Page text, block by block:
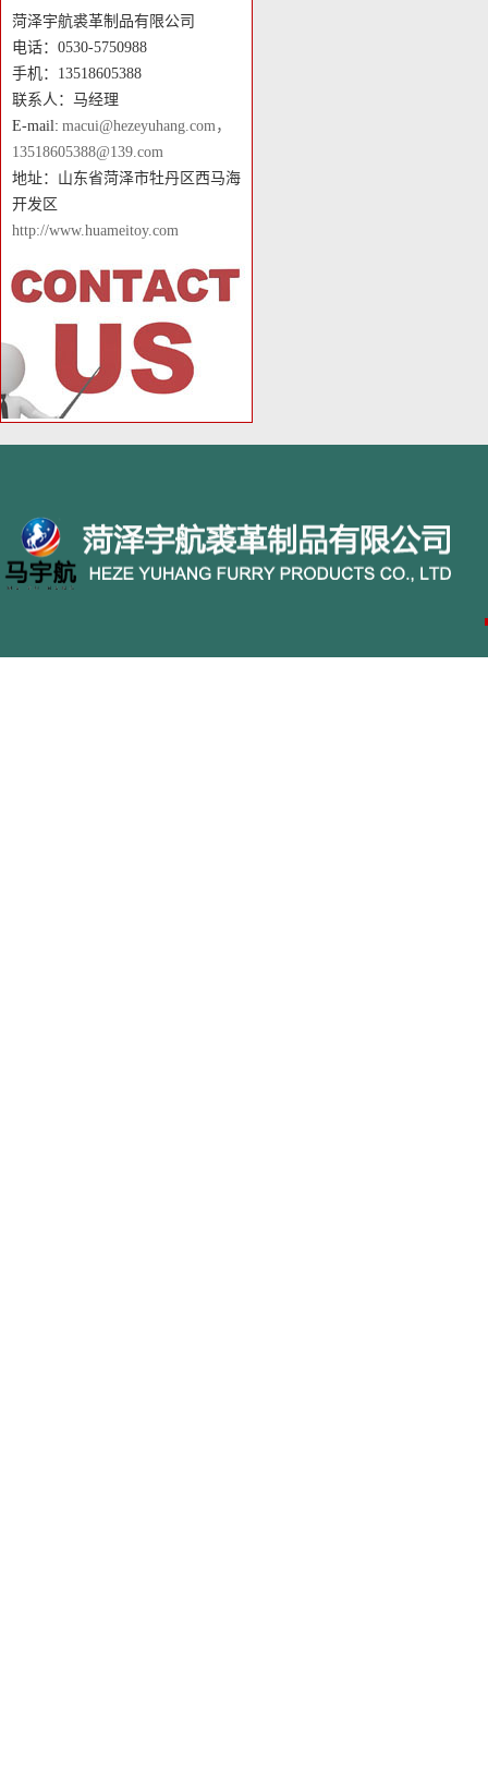
菏泽宇航裘革制品有限公司
电话：0530-5750988
手机：13518605388
联系人：马经理
E-mail: macui@hezeyuhang.com，
13518605388@139.com
地址：山东省菏泽市牡丹区西马海
开发区
http://www.huameitoy.com